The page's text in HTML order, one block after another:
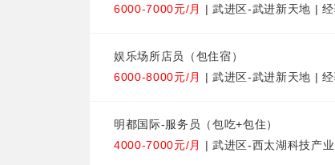
6000-7000元/月 | 武进区-武进新天地 |
娱乐场所店员（包住宿）
6000-8000元/月 | 武进区-武进新天地 |
明都国际-服务员（包吃+包住）
4000-7000元/月 | 武进区-西太湖科技产